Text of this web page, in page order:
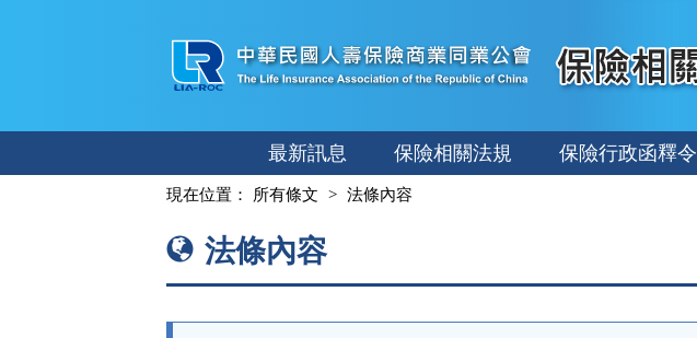
容
最新訊息 保險相關法規 保險行政函釋令
現在位置： 所有條文 法條內容
法條內容